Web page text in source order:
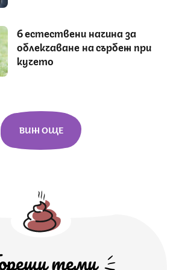
6 естествени начина за
облекчаване на сърбеж при
кучето
ВИЖ ОЩЕ
теми